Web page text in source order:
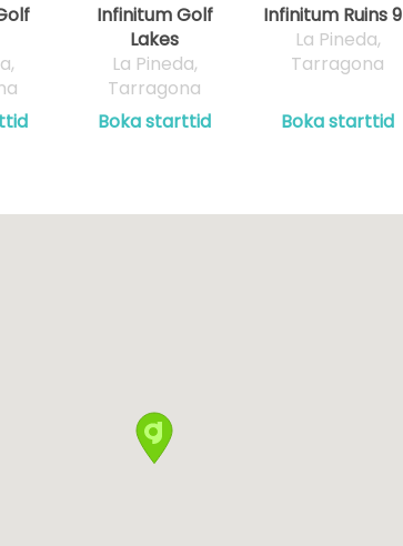
Infinitum Golf
Lakes
La Pineda,
Tarragona
Boka starttid
Infinitum Ruins
La Pineda,
Tarragona
Boka starttid